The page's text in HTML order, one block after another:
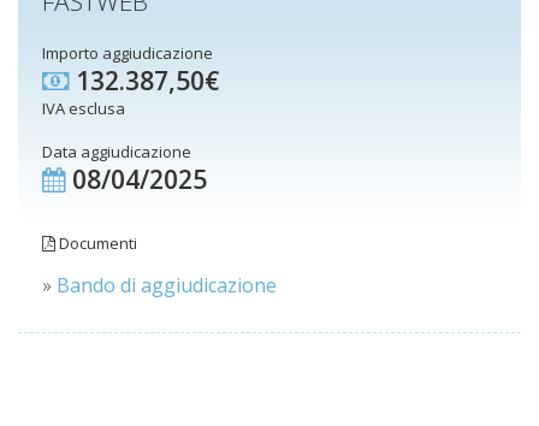
Importo aggiudicazione
132.387,50€
IVA esclusa
Data aggiudicazione
08/04/2025
Documenti
» Bando di aggiudicazione